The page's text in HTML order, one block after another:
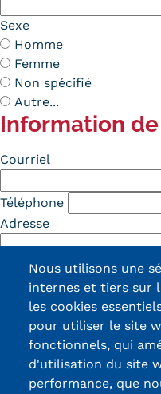
Sexe
Homme
Femme
Non spécifié
Autre...
Information
Contact
Courriel
Téléphone
Adresse
Addresse (suite)
Code postal
Nous utilisons une
internes et tiers sur
les cookies
pour utiliser le site
fonctionnels, qui
d'utilisation du site
performance, que